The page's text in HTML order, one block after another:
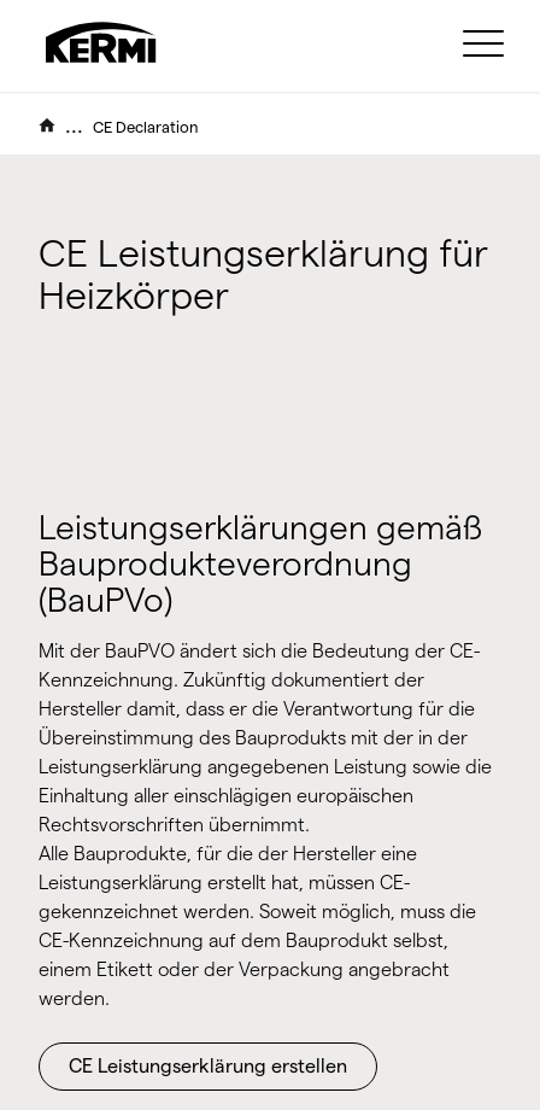
... CE Declaration
CE Leistungserklärung für
Heizkörper
Leistungserklärungen gemäß
Bauprodukteverordnung
(BauPVo)
Mit der BauPVO ändert sich die Bedeutung der CE-
Kennzeichnung. Zukünftig dokumentiert der
Hersteller damit, dass er die Verantwortung für die
Übereinstimmung des Bauprodukts mit der in der
Leistungserklärung angegebenen Leistung sowie die
Einhaltung aller einschlägigen europäischen
Rechtsvorschriften übernimmt.
Alle Bauprodukte, für die der Hersteller eine
Leistungserklärung erstellt hat, müssen CE-
gekennzeichnet werden. Soweit möglich, muss die
CE-Kennzeichnung auf dem Bauprodukt selbst,
einem Etikett oder der Verpackung angebracht
werden.
CE Leistungserklärung erstellen